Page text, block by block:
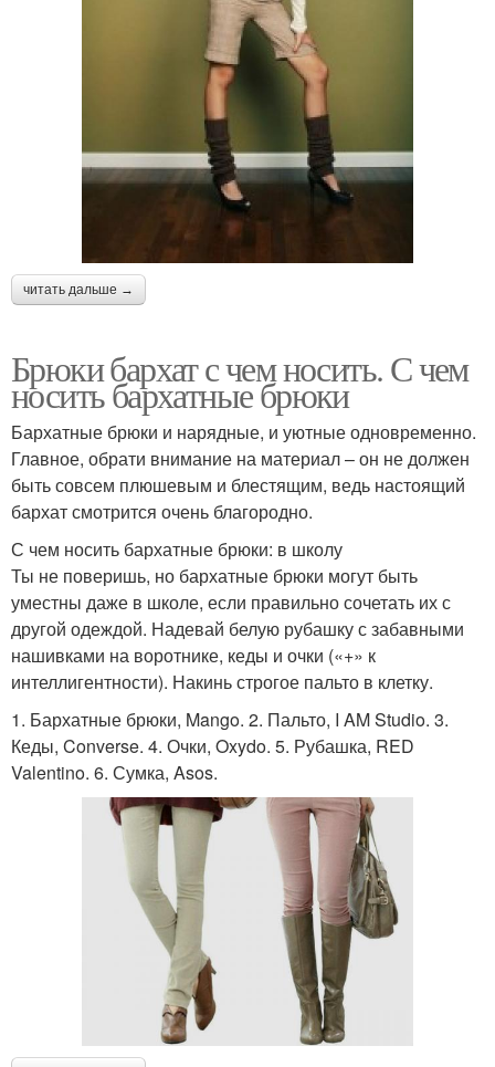
читать дальше →
Брюки бархат с чем носить. С чем
носить бархатные брюки
Бархатные брюки и нарядные, и уютные одновременно.
Главное, обрати внимание на материал – он не должен
быть совсем плюшевым и блестящим, ведь настоящий
бархат смотрится очень благородно.
С чем носить бархатные брюки: в школу
Ты не поверишь, но бархатные брюки могут быть
уместны даже в школе, если правильно сочетать их с
другой одеждой. Надевай белую рубашку с забавными
нашивками на воротнике, кеды и очки («+» к
интеллигентности). Накинь строгое пальто в клетку.
1. Бархатные брюки, Mango. 2. Пальто, I AM Studio. 3.
Кеды, Converse. 4. Очки, Oxydo. 5. Рубашка, RED
Valentino. 6. Сумка, Asos.